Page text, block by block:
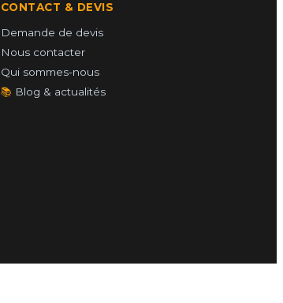
CONTACT & DEVIS
Demande de devis
Nous contacter
Qui sommes-nous
📚 Blog & actualités